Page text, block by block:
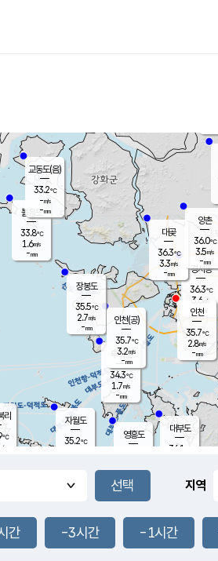
풍도
1.6m/s
무의도
34.3℃
1.7m/s
-mm
영흥도
볼음도
33.8℃
1.6m/s
-mm
자월도
35.2℃
장봉도
35.5℃
2.7m/s
-mm
대부도
36.1
경서동
36.3℃
3.6 m/s
-mm
대곶
36.3℃
3.3m/s
-mm
양촌
36.0℃
3.5m/s
-mm
리
℃
m/s
인천(공)
35.7℃
3.2m/s
-mm
교동도(음)
33.2℃
-m/s
-mm
인천
35.7℃
2.8m/s
-mm
지역
간 -3시간 -1시간